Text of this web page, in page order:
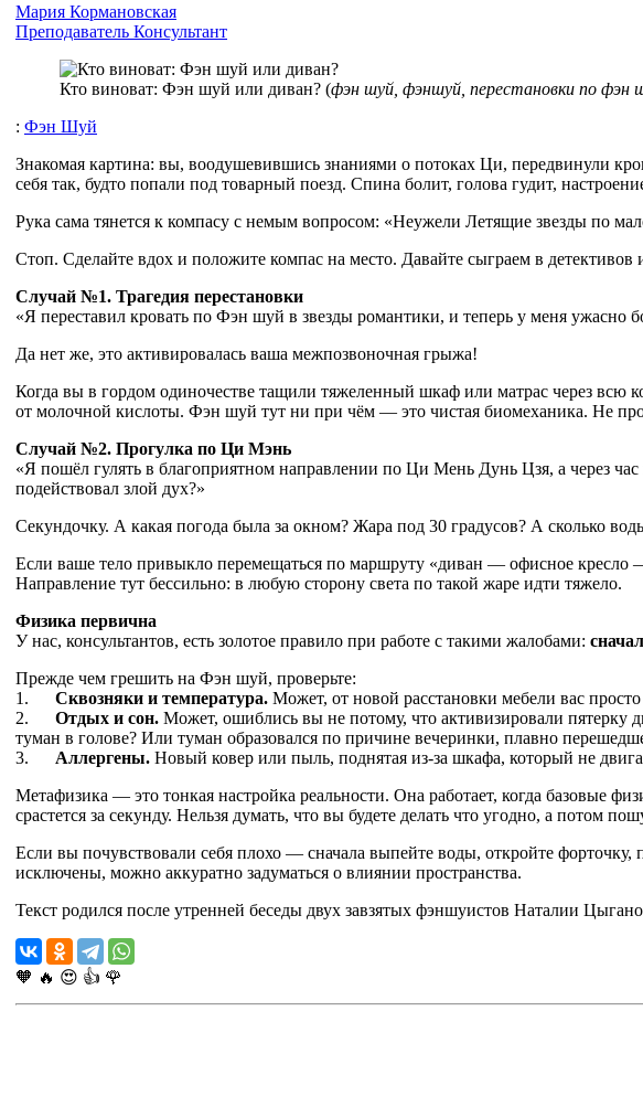
Мария Кормановская
Преподаватель Консультант
Кто виноват: Фэн шуй или диван? (фэн шуй, фэншуй, перестановки по фэн
: Фэн Шуй
Знакомая картина: вы, воодушевившись знаниями о потоках Ци, передвинули
себя так, будто попали под товарный поезд. Спина болит, голова гудит,
Рука сама тянется к компасу с немым вопросом: «Неужели Летящие звезды по
Стоп. Сделайте вдох и положите компас на место. Давайте сыграем в
Случай №1. Трагедия перестановки
«Я переставил кровать по Фэн шуй в звезды романтики, и теперь у меня ужасно
Да нет же, это активировалась ваша межпозвоночная грыжа!
Когда вы в гордом одиночестве тащили тяжеленный шкаф или матрас через
от молочной кислоты. Фэн шуй тут ни при чём — это чистая биомеханика. Не
Случай №2. Прогулка по Ци Мэнь
«Я пошёл гулять в благоприятном направлении по Ци Мень Дунь Цзя, а через
подействовал злой дух?»
Секундочку. А какая погода была за окном? Жара под 30 градусов? А сколько
Если ваше тело привыкло перемещаться по маршруту «диван — офисное кресло
Направление тут бессильно: в любую сторону света по такой жаре идти тяжело.
Физика первична
У нас, консультантов, есть золотое правило при работе с такими жалобами:
Прежде чем грешить на Фэн шуй, проверьте:
1. Сквозняки и температура. Может, от новой расстановки мебели вас
2. Отдых и сон. Может, ошиблись вы не потому, что активизировали пятерку
туман в голове? Или туман образовался по причине вечеринки, плавно
3. Аллергены. Новый ковер или пыль, поднятая из-за шкафа, который не
Метафизика — это тонкая настройка реальности. Она работает, когда базовые
срастется за секунду. Нельзя думать, что вы будете делать что угодно, а потом
Если вы почувствовали себя плохо — сначала выпейте воды, откройте
исключены, можно аккуратно задуматься о влиянии пространства.
Текст родился после утренней беседы двух завзятых фэншуистов Наталии
🧡 🔥 😍 👍 🌹